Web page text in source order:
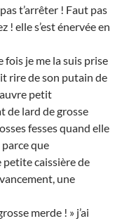
t’arrêter ! Faut pas
! elle s’est énervée en
fois je me la suis prise
rire de son putain de
petit
de lard de grosse
fesses quand elle
que
caissière de
une
merde ! » j’ai